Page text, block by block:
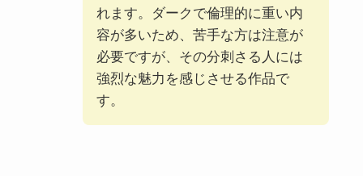
れます。ダークで倫理的に重い内
容が多いため、苦手な方は注意が
必要ですが、その分刺さる人には
強烈な魅力を感じさせる作品で
す。